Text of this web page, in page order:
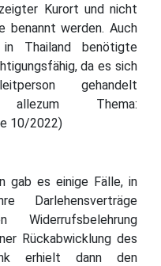
Kurort und nicht
benannt werden. Auch
Thailand benötigte
da es sich
gehandelt
allezum Thema:
10/2022)
gab es einige Fälle, in
Darlehensverträge
Rückabwicklung des
erhielt dann den